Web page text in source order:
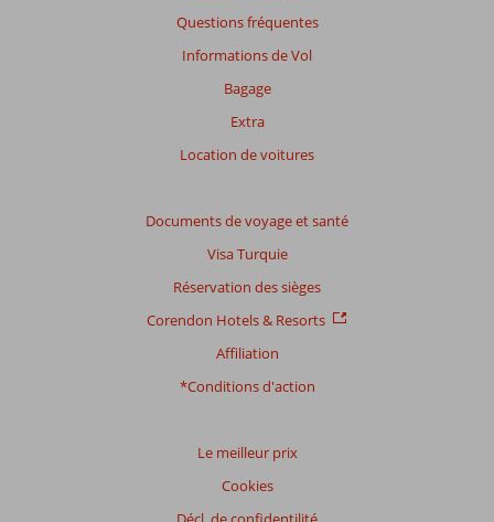
Questions fréquentes
Informations de Vol
Bagage
Extra
Location de voitures
Documents de voyage et santé
Visa Turquie
Réservation des sièges
Corendon Hotels & Resorts
Affiliation
*Conditions d'action
Le meilleur prix
Cookies